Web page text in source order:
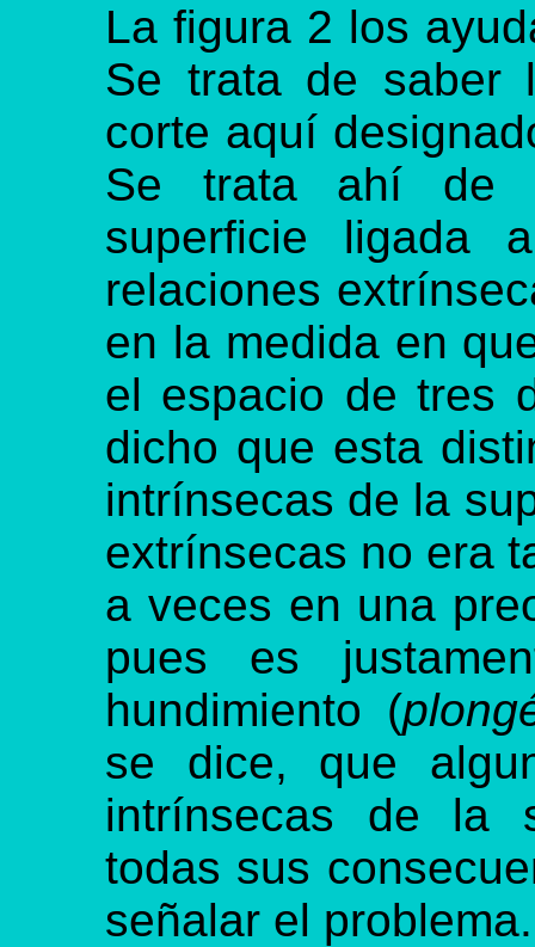
La figura 2 los
Se trata de saber
corte aquí
Se trata ahí de
superficie
relaciones
en la medida en
el espacio de tres
dicho que esta
intrínsecas de la
extrínsecas no era
a veces en una
pues es
hundimiento (
se dice, que
intrínsecas de la
todas sus
señalar el problema.